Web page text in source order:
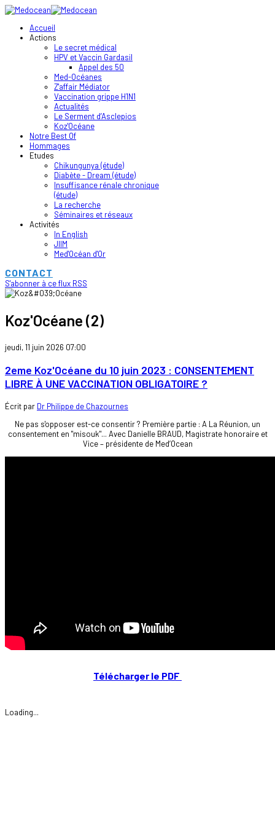
Accueil
Actions
Le secret médical
HPV et Vaccin Gardasil
Appel des 50
Med-Océanes
Z'affair Médiator
Vaccination grippe H1N1
Actualités
Le Serment d’Asclepios
Koz'Océane
Notre Best Of
Hommages
Etudes
Chikungunya (étude)
Diabète - Dream (étude)
Insuffisance rénale chronique
(étude)
La recherche
Séminaires et réseaux
Activités
In English
JIIM
Med'Océan d'Or
CONTACT
S'abonner à ce flux RSS
Koz'Océane (2)
jeudi, 11 juin 2026 07:00
2eme Koz'Océane du 10 juin 2023 : CONSENTEMENT
LIBRE À UNE VACCINATION OBLIGATOIRE ?
Écrit par Dr Philippe de Chazournes
Ne pas s'opposer est-ce consentir ? Première partie : A La Réunion, un
consentement en "misouk"... Avec Danielle BRAUD, Magistrate honoraire et
Vice – présidente de Med’Ocean
Télécharger le PDF
Loading...